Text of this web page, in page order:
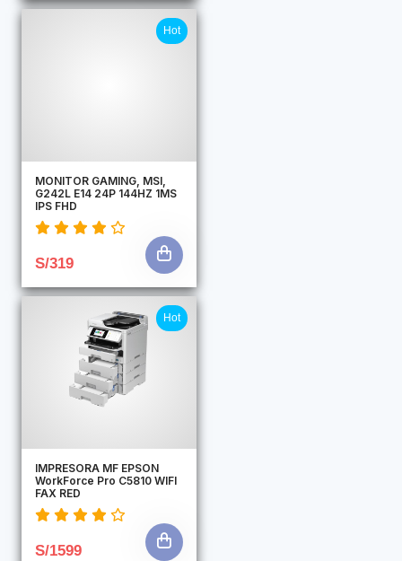
Hot
MONITOR GAMING, MSI,
G242L E14 24P 144HZ 1MS
IPS FHD
S/319
Hot
IMPRESORA MF EPSON
WorkForce Pro C5810 WIFI
FAX RED
S/1599